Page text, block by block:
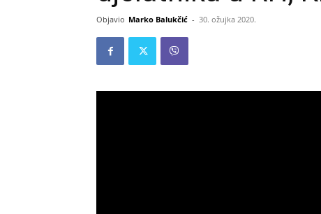
Objavio Marko Balukčić - 30. ožujka 2020.